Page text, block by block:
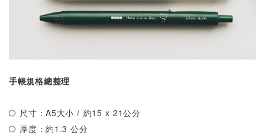
手帳規格總整理
⭔ 尺寸：A5大小 / 約15 x 21公分
⭔ 厚度：約1.3 公分